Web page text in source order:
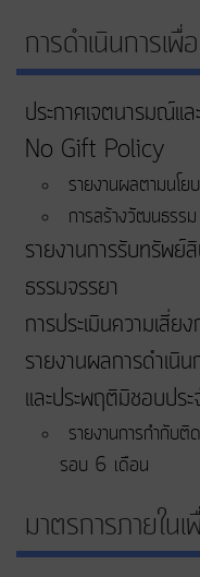
การดำเนินการเ
ประกาศเจตนารมณ์แ
No Gift Policy
รายงานผลตามน
การสร้างวัฒนธร
รายงานการรับทรัพย์
ธรรมจรรยา
การประเมินความเสี่ย
รายงานผลการดำเนิ
และประพฤติมิชอบประ
รายงานการกำกับติ
รอบ 6 เดือน
มาตรการภายใน